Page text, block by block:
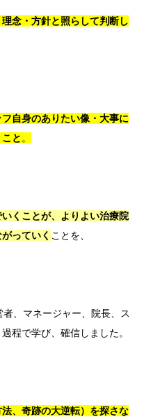
念・方針と照らして判断し
自身のありたい像・大事に
と 。
くことが、よりよい治療院
っていく ことを、
、マネージャー、院長、ス
程で学び、確信しました。
法、奇跡の大逆転）を探さな